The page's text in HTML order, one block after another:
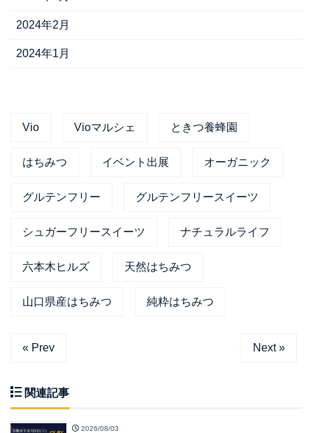
2024年2月
2024年1月
Vio Vioマルシェ ときつ養蜂園
はちみつ イベント出展 オーガニック
グルテンフリー グルテンフリースイーツ
シュガーフリースイーツ ナチュラルライフ
六本木ヒルズ 天然はちみつ
山口県産はちみつ 純粋はちみつ
« Prev Next »
関連記事
2026/08/03